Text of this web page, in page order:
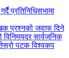
प्रतिनिधिसभामा
प्रश्नको जवाफ दिने
विनिमयदर सार्वजनिक
पटक विश्वकप